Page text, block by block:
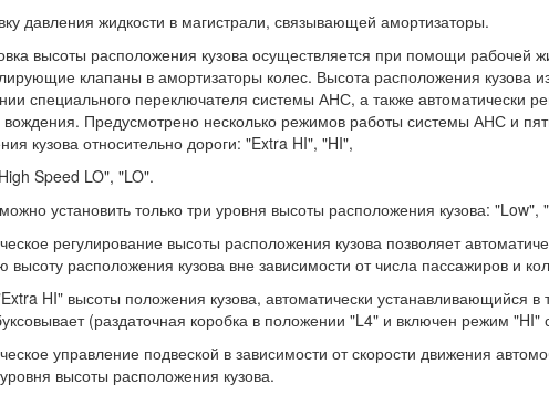
давления жидкости в магистрали, связывающей амортизаторы.
высоты расположения кузова осуществляется при помощи рабочей
клапаны в амортизаторы колес. Высота расположения кузова
специального переключателя системы АНС, а также автоматически
вождения. Предусмотрено несколько режимов работы системы АНС и
кузова относительно дороги: "Extra HI", "HI",
Speed LO", "LO".
установить только три уровня высоты расположения кузова: "Low",
регулирование высоты расположения кузова позволяет
высоту расположения кузова вне зависимости от числа пассажиров и
HI" высоты положения кузова, автоматически устанавливающийся в
(раздаточная коробка в положении "L4" и включен режим
управление подвеской в зависимости от скорости движения
высоты расположения кузова.